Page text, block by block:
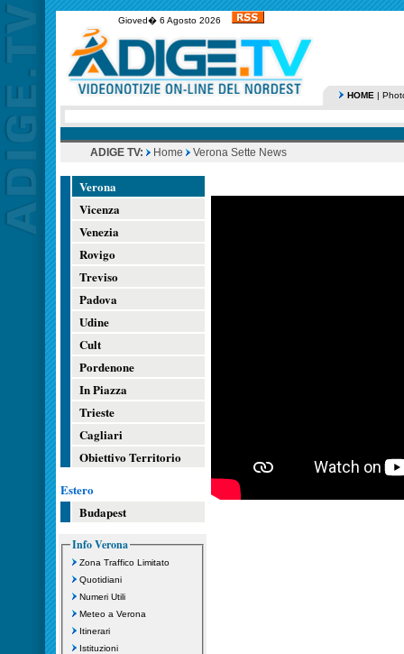
Gioved� 6 Agosto 2026
HOME |
ADIGE TV: Home Verona Sette News
Verona
Vicenza
Venezia
Rovigo
Treviso
Padova
Udine
Cult
Pordenone
In Piazza
Trieste
Cagliari
Obiettivo Territorio
Estero
Budapest
Info Verona
Zona Traffico Limitato
Quotidiani
Numeri Utili
Meteo a Verona
Itinerari
Istituzioni